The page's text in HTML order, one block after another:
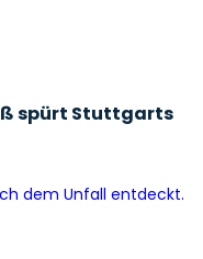
spürt Stuttgarts